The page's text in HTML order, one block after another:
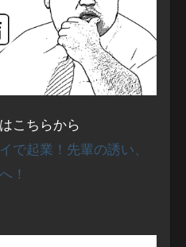
こちらから
で起業！先輩の誘い、
！